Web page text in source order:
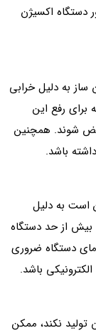
دستگاه اکسیژن
ساز به دلیل خرابی
برای رفع این
شوند. همچنین
باشد.
است به دلیل
بیش از حد دستگاه
دستگاه ضروری
باشد.
نکند، ممکن